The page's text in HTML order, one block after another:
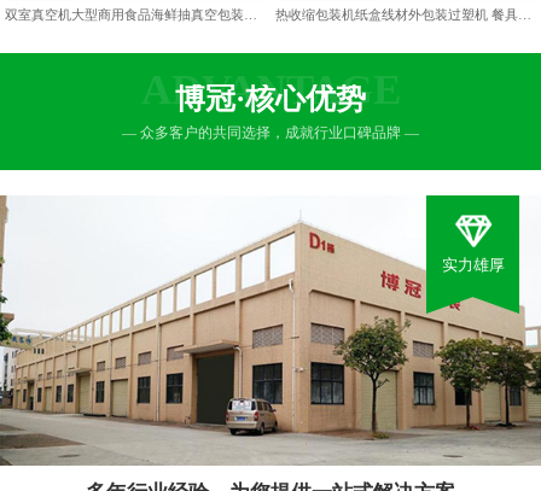
ADVANTAGE
博冠·核心优势
— 众多客户的共同选择，成就行业口碑品牌 —
实力雄厚